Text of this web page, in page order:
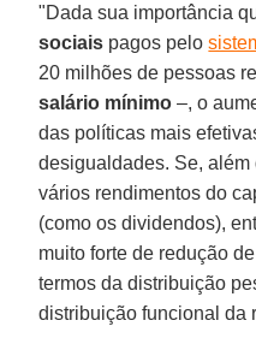
"Dada sua importância
sociais pagos pelo
20 milhões de pessoas
salário mínimo –, o
das políticas mais
desigualdades. Se,
vários rendimentos do
(como os dividendos),
muito forte de redução
termos da distribuição
distribuição funcional da